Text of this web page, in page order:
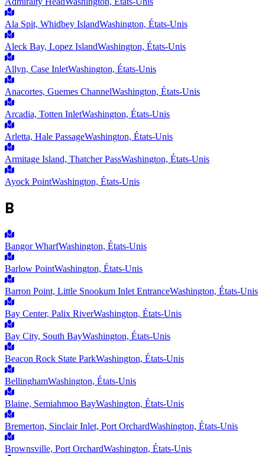
Ala Spit, Whidbey IslandWashington, États-Unis
Aleck Bay, Lopez IslandWashington, États-Unis
Allyn, Case InletWashington, États-Unis
Anacortes, Guemes ChannelWashington, États-Unis
Arcadia, Totten InletWashington, États-Unis
Arletta, Hale PassageWashington, États-Unis
Armitage Island, Thatcher PassWashington, États-Unis
Ayock PointWashington, États-Unis
B
Bangor WharfWashington, États-Unis
Barlow PointWashington, États-Unis
Barron Point, Little Snookum Inlet EntranceWashington, États-Unis
Bay Center, Palix RiverWashington, États-Unis
Bay City, South BayWashington, États-Unis
Beacon Rock State ParkWashington, États-Unis
BellinghamWashington, États-Unis
Blaine, Semiahmoo BayWashington, États-Unis
Bremerton, Sinclair Inlet, Port OrchardWashington, États-Unis
Brownsville, Port OrchardWashington, États-Unis